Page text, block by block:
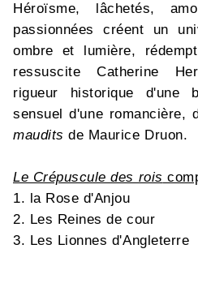
Héroïsme, lâchetés,
passionnées créent un
ombre et lumière,
ressuscite Catherine
rigueur historique d'une
sensuel d'une romancière,
maudits de Maurice Druon.
Le Crépuscule des rois
1. la Rose d'Anjou
2. Les Reines de cour
3. Les Lionnes d'Angleterre